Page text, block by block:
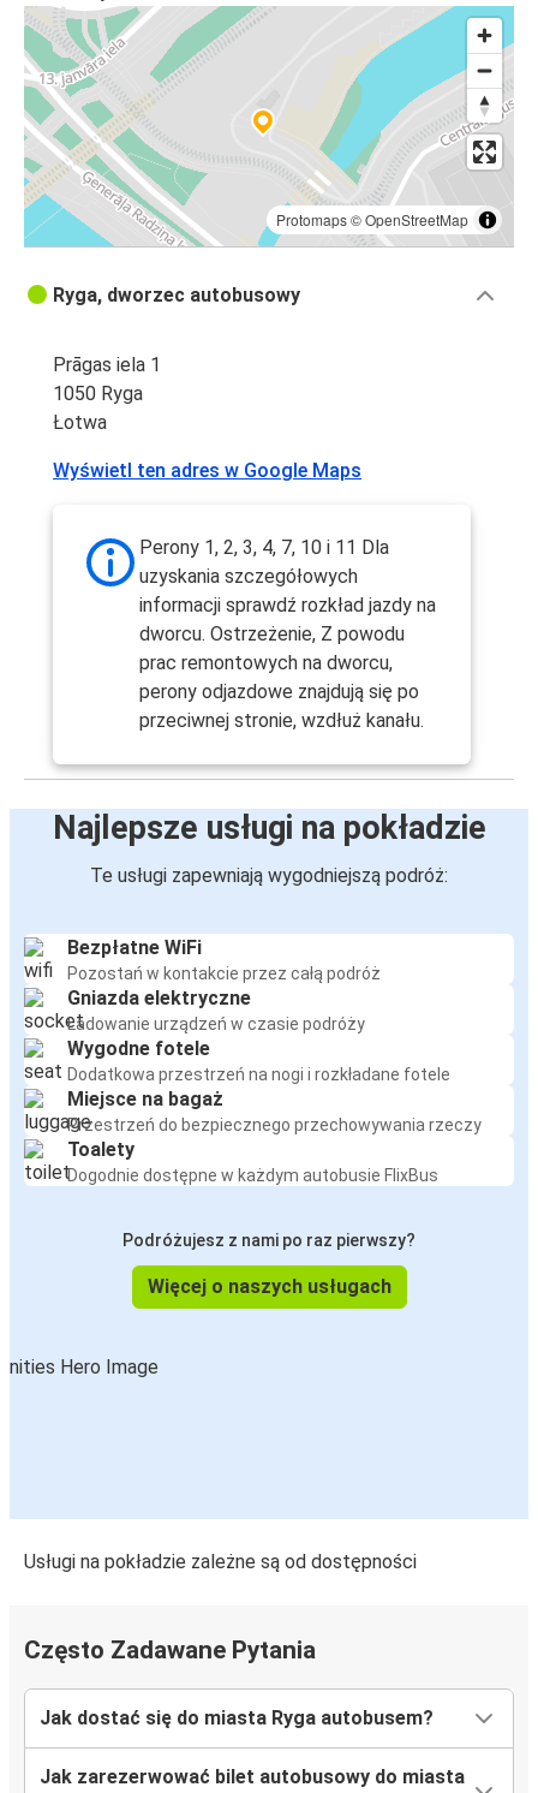
Ryga
Pärnu
Ryga
Ryga
Berlin
Ryga
Tartu
Ryga
Ryga
Poniewież
Kraków
Ryga
Gdańsk
Ryga
Kłajpeda
Ryga
Kraków
Ryga
Gdańsk
Praga
Ryga
Ryga
Ryga
Protomaps©OpenStreetMap
Ryga, dworzec autobusowy
Prāgas iela 1
1050 Ryga
Łotwa
Wyświetl ten adres w Google Maps
Perony 1, 2, 3, 4, 7, 10 i 11 Dla
uzyskania szczegółowych
informacji sprawdź rozkład jazdy na
dworcu. Ostrzeżenie, Z powodu
prac remontowych na dworcu,
perony odjazdowe znajdują się po
przeciwnej stronie, wzdłuż kanału.
Najlepsze usługi na pokładzie
Te usługi zapewniają wygodniejszą podróż:
Bezpłatne WiFi
Pozostań w kontakcie przez całą podróż
Gniazda elektryczne
Ładowanie urządzeń w czasie podróży
Wygodne fotele
Dodatkowa przestrzeń na nogi i rozkładane fotele
Miejsce na bagaż
Przestrzeń do bezpiecznego przechowywania rzeczy
Toalety
Dogodnie dostępne w każdym autobusie FlixBus
Podróżujesz z nami po raz pierwszy?
Więcej o naszych usługach
Usługi na pokładzie zależne są od dostępności
Często Zadawane Pytania
Jak dostać się do miasta Ryga autobusem?
Jak zarezerwować bilet autobusowy do miasta